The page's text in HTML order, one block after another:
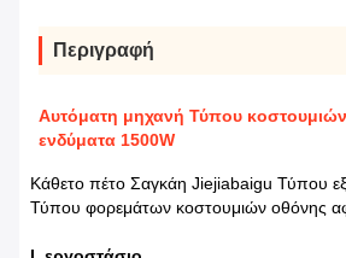
Περιγραφή
Αυτόματη μηχανή Τύπου
ενδύματα 1500W
Κάθετο πέτο Σαγκάη Jiejiabaigu Τύπου
Τύπου φορεμάτων κοστουμιών οθόνης